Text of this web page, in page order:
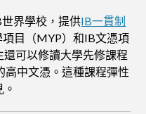
界學校，提供IB一貫制
項目（MYP）和IB文憑項
可以修讀大學先修課程
高中文憑。這種課程彈性